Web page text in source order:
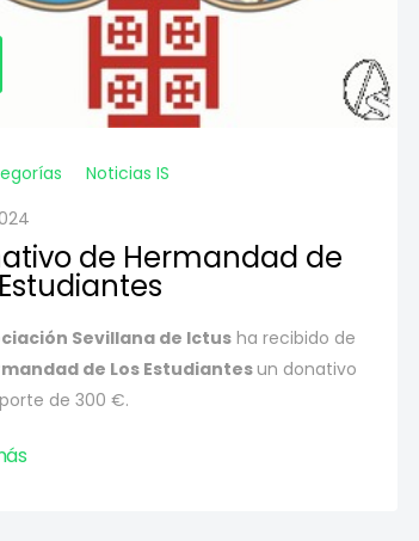
Noticias IS
de Hermandad de
Sevillana de Ictus ha recibido de
de Los Estudiantesun donativo
de 300 €.